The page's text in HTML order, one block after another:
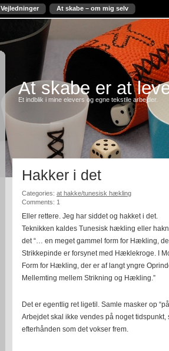
Vejledninger At skabe – om mig selv
At skabe er at
Et indblik i mine elevers og egne tekstile arbejder.
Hakker i det
Categories: at hakke/tunesisk hækling
Comments: 1
Eller rettere. Jeg har siddet og hakket i det.
Teknikken kaldes Tunesisk hækling eller
det “… en meget gammel form for Hækling,
Strikkepinde er forsynet med Hæklekroge. I
Form for Hækling, der er af langt yngre
Mellemting mellem Strikning og Hækling.”
Det er egentlig ret ligetil. Samle masker op
Arbejdet skal ikke vendes på noget
efterhånden som det vokser frem.